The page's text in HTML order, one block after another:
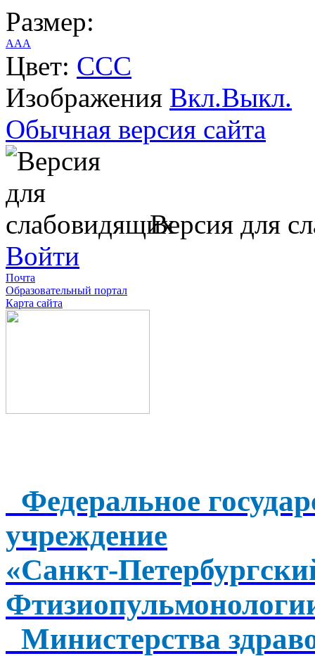
Размер:
AAA
Цвет: CCC
Изображения Вкл.Выкл.
Обычная версия сайта
Версия для
Войти
Почта
Образовательный портал
Карта сайта
Федеральное
учреждение
«Санкт-
Министерства